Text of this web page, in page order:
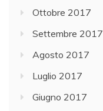
Ottobre 2017
Settembre 2017
Agosto 2017
Luglio 2017
Giugno 2017